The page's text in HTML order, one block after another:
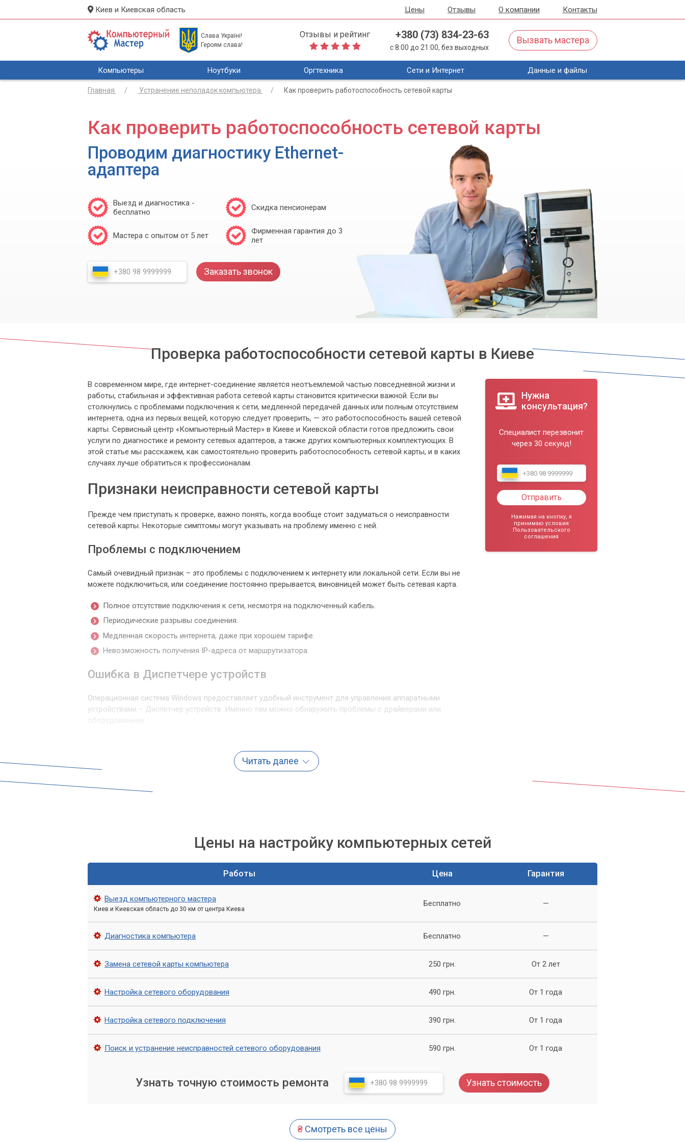
Киев и Киевская область Цены Отзывы О компании Контакты
Слава Україні!
Героям слава!
Отзывы и рейтинг +380 (73) 834-23-63
с 8:00 до 21:00, без выходных
Вызвать мастера
Компьютеры Ноутбуки Оргтехника Сети и Интернет Данные и файлы
Главная Устранение неполадок компьютера Как проверить работоспособность сетевой карты
Как проверить работоспособность сетевой карты
Проводим диагностику Ethernet-
адаптера
Выезд и диагностика -
бесплатно
Скидка пенсионерам
Мастера с опытом от 5 лет
Фирменная гарантия до 3
лет
Заказать звонок
Проверка работоспособности сетевой карты в Киеве
В современном мире, где интернет-соединение является неотъемлемой частью повседневной жизни и
работы, стабильная и эффективная работа сетевой карты становится критически важной. Если вы
столкнулись с проблемами подключения к сети, медленной передачей данных или полным отсутствием
интернета, одна из первых вещей, которую следует проверить, — это работоспособность вашей сетевой
карты. Сервисный центр «Компьютерный Мастер» в Киеве и Киевской области готов предложить свои
услуги по диагностике и ремонту сетевых адаптеров, а также других компьютерных комплектующих. В
этой статье мы расскажем, как самостоятельно проверить работоспособность сетевой карты, и в каких
случаях лучше обратиться к профессионалам.
Признаки неисправности сетевой карты
Прежде чем приступать к проверке, важно понять, когда вообще стоит задуматься о неисправности
сетевой карты. Некоторые симптомы могут указывать на проблему именно с ней.
Проблемы с подключением
Самый очевидный признак – это проблемы с подключением к интернету или локальной сети. Если вы не
можете подключиться, или соединение постоянно прерывается, виновницей может быть сетевая карта.
Полное отсутствие подключения к сети, несмотря на подключенный кабель.
Периодические разрывы соединения.
Медленная скорость интернета, даже при хорошем тарифе.
Невозможность получения IP-адреса от маршрутизатора.
Ошибка в Диспетчере устройств
Операционная система Windows предоставляет удобный инструмент для управления аппаратными
устройствами – Диспетчер устройств. Именно там можно обнаружить проблемы с драйверами или
красный крестик, это явный признак проблемы.
самостоятельно. Это может сэкономить ваше время и деньги.
Визуальный осмотр
Начните с простого визуального осмотра. Иногда проблема очевидна.
Проверьте кабель:Убедитесь, что сетевой кабель надежно подключен как к сетевой карте, так и к
(Activity). Если индикаторы не горят совсем, или горят неправильно, это может указывать на
проблему.
Осмотр разъема:Проверьте сам разъем на сетевой карте. Нет ли там пыли, грязи или видимых
Проверка в Диспетчере устройств
Для открытия Диспетчера устройств в Windows:
Альтернативный способ: правая кнопка мыши по "Пуск" и выберите "Диспетчер устройств".
. Разверните его. Если вы видите свою сетевую карту, и рядом с
Читать далее
Нужна
консультация?
Специалист перезвонит
через 30 секунд!
Отправить
Нажимая на кнопку, я
принимаю условия
Пользовательского
соглашения
Цены на настройку компьютерных сетей
Работы Цена Гарантия
Выезд компьютерного мастера
Киев и Киевская область до 30 км от центра Киева
Бесплатно —
Диагностика компьютера Бесплатно —
Замена сетевой карты компьютера 250 грн. От 2 лет
Настройка сетевого оборудования 490 грн. От 1 года
Настройка сетевого подключения 390 грн. От 1 года
Поиск и устранение неисправностей сетевого оборудования 590 грн. От 1 года
Узнать точную стоимость ремонта Узнать стоимость
₴ Смотреть все цены